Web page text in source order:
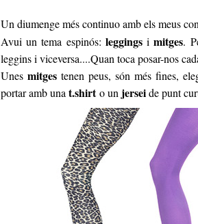
Un diumenge més continuo amb els meus
Avui un tema espinós: leggingsimitges.
leggins i viceversa....Quan toca posar-nos
Unesmitges tenen peus, són més fines,
portar amb una t.shirto un jerseide punt